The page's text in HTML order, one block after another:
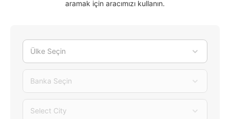
aramak için aracımızı kullanın.
Ülke Seçin
Banka Seçin
Select City